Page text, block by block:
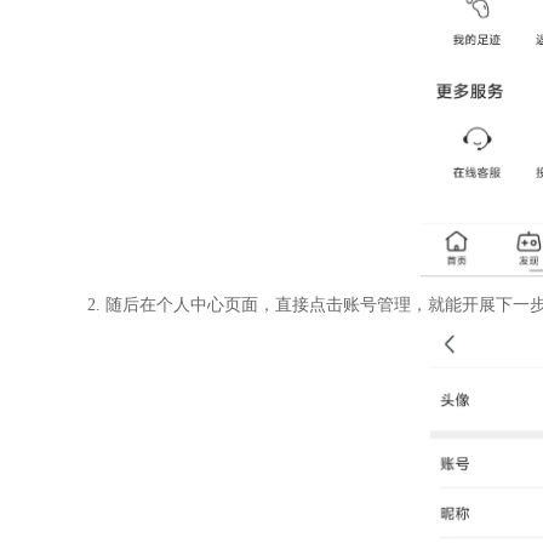
2. 随后在个人中心页面，直接点击账号管理，就能开展下一